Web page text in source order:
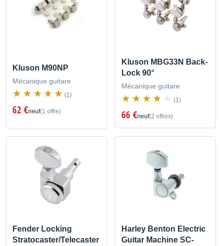
Kluson M90NP
Mécanique guitare
(1)
62 €neuf(1 offre)
Kluson MBG33N Back-
Lock 90°
Mécanique guitare
(1)
66 €neuf(2 offres)
Fender Locking
Stratocaster/Telecaster
Harley Benton Electric
Guitar Machine SC-